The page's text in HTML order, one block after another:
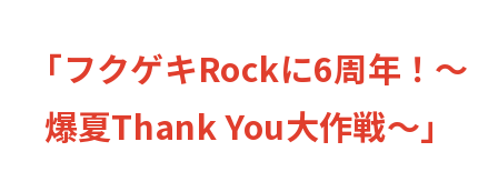
「フクゲキRockに6周年！～
爆夏Thank You大作戦～」